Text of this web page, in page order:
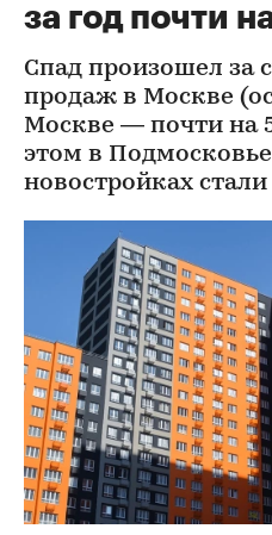
за год почти
Спад произошел за
продаж в Москве
Москве — почти на
этом в
новостройках